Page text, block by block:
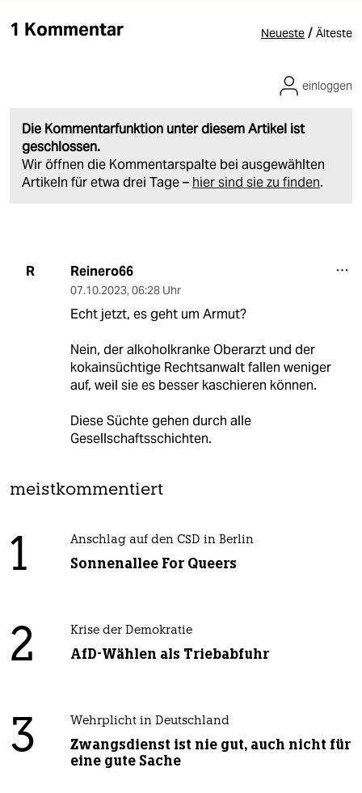
1 Kommentar Neueste / Älteste
Die Kommentarfunktion unter diesem Artikel ist
geschlossen.
Wir öffnen die Kommentarspalte bei ausgewählten
Artikeln für etwa drei Tage – hier sind sie zu finden.
einloggen
R Reinero66
07.10.2023, 06:28 Uhr
Echt jetzt, es geht um Armut?
Nein, der alkoholkranke Oberarzt und der
kokainsüchtige Rechtsanwalt fallen weniger
auf, weil sie es besser kaschieren können.
Diese Süchte gehen durch alle
Gesellschaftsschichten.
meistkommentiert
1 Anschlag auf den CSD in Berlin
Sonnenallee For Queers
2 Krise der Demokratie
AfD-Wählen als Triebabfuhr
3 Wehrplicht in Deutschland
Zwangsdienst ist nie gut, auch nicht für
eine gute Sache